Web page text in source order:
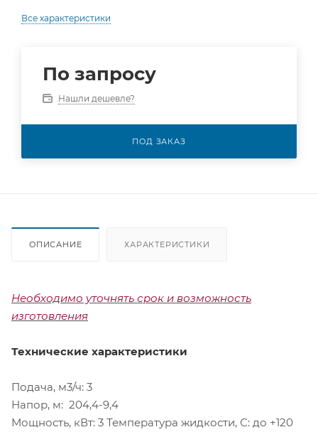
Все характеристики
По запросу
Нашли дешевле?
ПОД ЗАКАЗ
ОПИСАНИЕ ХАРАКТЕРИСТИКИ
Необходимо уточнять срок и возможность
изготовления
Технические характеристики
Подача, м3/ч: 3
Напор, м: 204,4-9,4
Мощность, кВт: 3 Температура жидкости, С: до +120